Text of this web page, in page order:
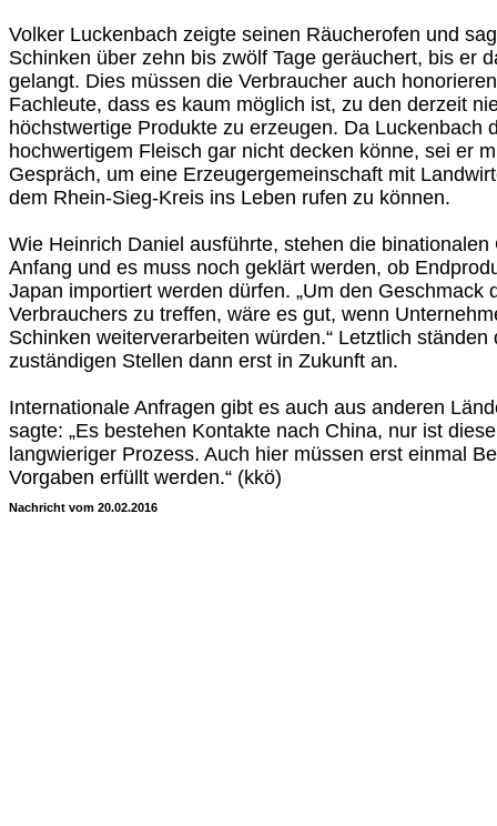
Volker Luckenbach zeigte seinen Räucherofen und
Schinken über zehn bis zwölf Tage geräuchert, bis er
gelangt. Dies müssen die Verbraucher auch
Fachleute, dass es kaum möglich ist, zu den derzeit
höchstwertige Produkte zu erzeugen. Da Luckenbach
hochwertigem Fleisch gar nicht decken könne, sei er
Gespräch, um eine Erzeugergemeinschaft mit
dem Rhein-Sieg-Kreis ins Leben rufen zu können.
Wie Heinrich Daniel ausführte, stehen die
Anfang und es muss noch geklärt werden, ob
Japan importiert werden dürfen. „Um den Geschmack
Verbrauchers zu treffen, wäre es gut, wenn
Schinken weiterverarbeiten würden.“ Letztlich
zuständigen Stellen dann erst in Zukunft an.
Internationale Anfragen gibt es auch aus anderen
sagte: „Es bestehen Kontakte nach China, nur ist
langwieriger Prozess. Auch hier müssen erst einmal
Vorgaben erfüllt werden.“ (kkö)
Nachricht vom 20.02.2016